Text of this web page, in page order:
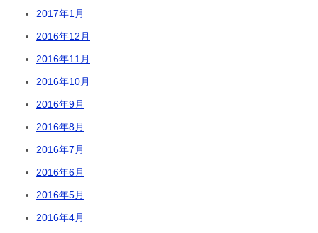
2017年1月
2016年12月
2016年11月
2016年10月
2016年9月
2016年8月
2016年7月
2016年6月
2016年5月
2016年4月